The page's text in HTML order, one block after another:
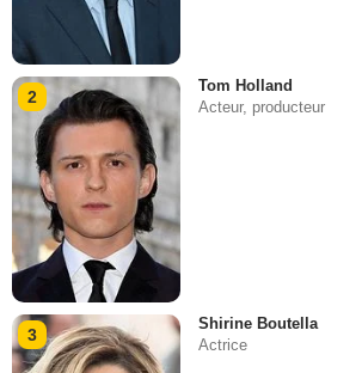
2
Tom Holland
Acteur, producteur
3
Shirine Boutella
Actrice